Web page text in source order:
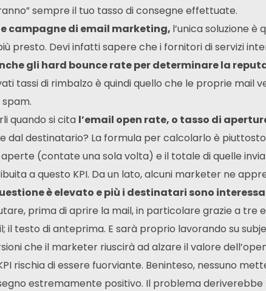
sempre il tuo tasso di consegne effettuate.
campagne di email marketing, l’unica soluzione è
presto. Devi infatti sapere che i fornitori di servizi
gli hard bounce rate per determinare la
tassi di rimbalzo è quindi quello che le proprie mail
quando si cita l’email open rate, o tasso di
destinatario? La formula per calcolarlo è
(contate una sola volta) e il totale di quelle
a questo KPI. Da un lato, alcuni marketer ne
è elevato e più i destinatari sono
prima di aprire la mail, in particolare grazie a tre
il testo di anteprima. E sarà proprio lavorando su
che il marketer riuscirà ad alzare il valore
rischia di essere fuorviante. Beninteso, nessuno
estremamente positivo. Il problema